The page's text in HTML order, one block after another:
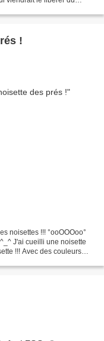
!
noisettes !!! °ooOOOoo°
J'ai cueilli une noisette
!!! Avec des couleurs